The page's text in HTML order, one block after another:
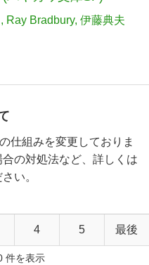
Ray Bradbury 伊藤典夫
仕組みを変更しておりま
の対処法など、詳しくは
い。
4 5 最後
件を表示